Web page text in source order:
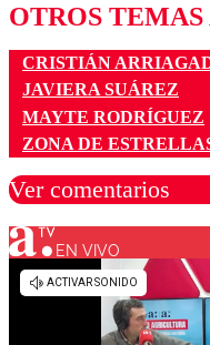
OTROS
CRISTIÁN
JAVIERA SUÁREZ
MAYTE RODRÍGUEZ
ZONA DE
Ver comentarios
Los comentarios
EN VIVO